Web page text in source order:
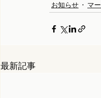
お知らせ マ
最新記事